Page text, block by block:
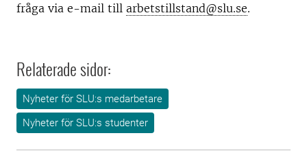
fråga via e-mail till arbetstillstand@slu.se.
Relaterade sidor:
Nyheter för SLU:s medarbetare
Nyheter för SLU:s studenter